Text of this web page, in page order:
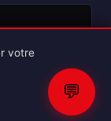
💬
votre